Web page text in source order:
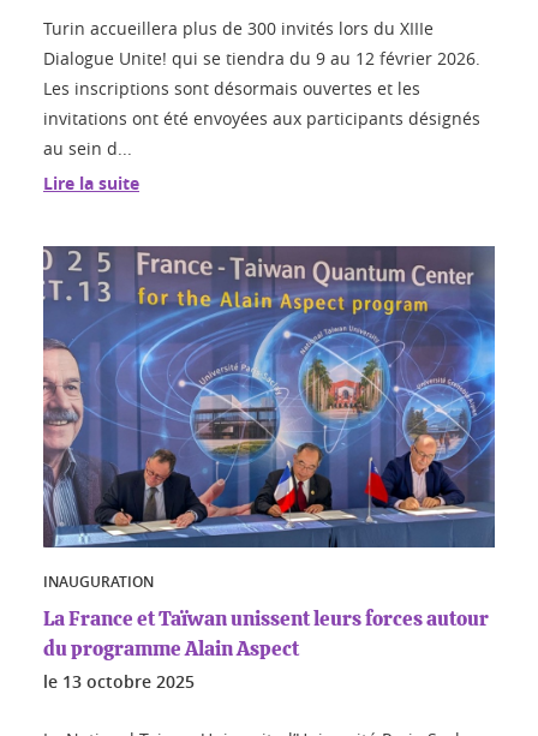
Turin accueillera plus de 300 invités lors du XIIIe
Dialogue Unite! qui se tiendra du 9 au 12 février 2026.
Les inscriptions sont désormais ouvertes et les
invitations ont été envoyées aux participants désignés
au sein d...
Lire la suite
INAUGURATION
La France et Taïwan unissent leurs forces autour
du programme Alain Aspect
le 13 octobre 2025